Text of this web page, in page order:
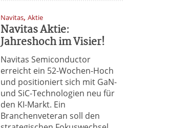
Navitas,Aktie
Navitas Aktie:
Jahreshoch im Visier!
Navitas Semiconductor
erreicht ein 52-Wochen-Hoch
und positioniert sich mit GaN-
und SiC-Technologien neu für
den KI-Markt. Ein
Branchenveteran soll den